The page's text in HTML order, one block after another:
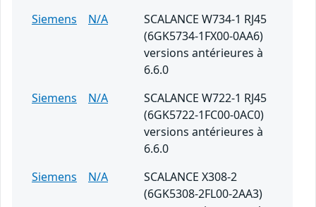
Siemens
N/A
SCALANCE W734-1 RJ45
(6GK5734-1FX00-0AA6)
versions antérieures à
6.6.0
Siemens
N/A
SCALANCE W722-1 RJ45
(6GK5722-1FC00-0AC0)
versions antérieures à
6.6.0
Siemens
N/A
SCALANCE X308-2
(6GK5308-2FL00-2AA3)